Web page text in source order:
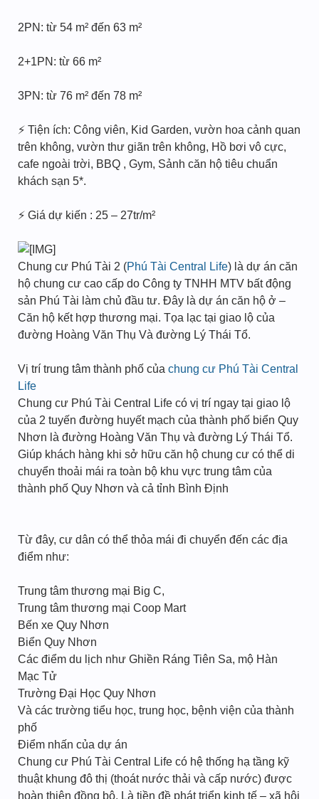
2PN: từ 54 m² đến 63 m²
2+1PN: từ 66 m²
3PN: từ 76 m² đến 78 m²
⚡ Tiện ích: Công viên, Kid Garden, vườn hoa cảnh quan
trên không, vườn thư giãn trên không, Hồ bơi vô cực,
cafe ngoài trời, BBQ , Gym, Sảnh căn hộ tiêu chuẩn
khách sạn 5*.
⚡ Giá dự kiến : 25 – 27tr/m²
Chung cư Phú Tài 2 (Phú Tài Central Life) là dự án căn
hộ chung cư cao cấp do Công ty TNHH MTV bất động
sản Phú Tài làm chủ đầu tư. Đây là dự án căn hộ ở –
Căn hộ kết hợp thương mại. Tọa lạc tại giao lộ của
đường Hoàng Văn Thụ Và đường Lý Thái Tổ.
Vị trí trung tâm thành phố của chung cư Phú Tài Central
Life
Chung cư Phú Tài Central Life có vị trí ngay tại giao lộ
của 2 tuyến đường huyết mạch của thành phố biển Quy
Nhơn là đường Hoàng Văn Thụ và đường Lý Thái Tổ.
Giúp khách hàng khi sở hữu căn hộ chung cư có thể di
chuyển thoải mái ra toàn bộ khu vực trung tâm của
thành phố Quy Nhơn và cả tỉnh Bình Định
Từ đây, cư dân có thể thỏa mái đi chuyển đến các địa
điểm như:
Trung tâm thương mại Big C,
Trung tâm thương mại Coop Mart
Bến xe Quy Nhơn
Biển Quy Nhơn
Các điểm du lịch như Ghiền Ráng Tiên Sa, mộ Hàn
Mạc Tử
Trường Đại Học Quy Nhơn
Và các trường tiểu học, trung học, bệnh viện của thành
phố
Điểm nhấn của dự án
Chung cư Phú Tài Central Life có hệ thống hạ tầng kỹ
thuật khung đô thị (thoát nước thải và cấp nước) được
hoàn thiện đồng bộ. Là tiền đề phát triển kinh tế – xã hội